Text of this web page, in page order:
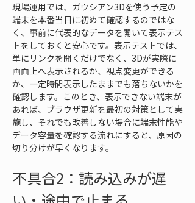
現場運用では、ガウシアン3Dを使う予定の
端末を本番当日に初めて確認するのではな
く、事前に代表的なデータを開いて表示テス
トをしておくと安心です。表示テストでは、
単にリンクを開くだけでなく、3Dが実際に
画面上へ表示されるか、視点変更ができる
か、一定時間表示したままでも落ちないかを
確認します。このとき、表示できない端末が
あれば、ブラウザ更新を最初の対策として実
施し、それでも改善しない場合に端末性能や
データ容量を確認する流れにすると、原因の
切り分けが早くなります。
不具合2：読み込みが遅